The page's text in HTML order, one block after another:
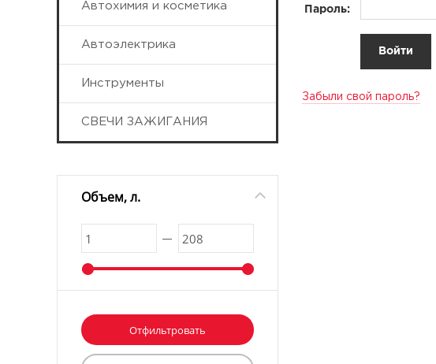
Автохимия и косметика
Автоэлектрика
Инструменты
СВЕЧИ ЗАЖИГАНИЯ
Объем, л.
Пароль:
Забыли свой пароль?